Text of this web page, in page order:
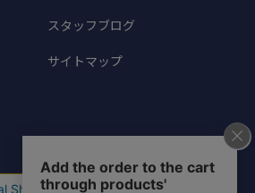
スタッフブログ
サイトマップ